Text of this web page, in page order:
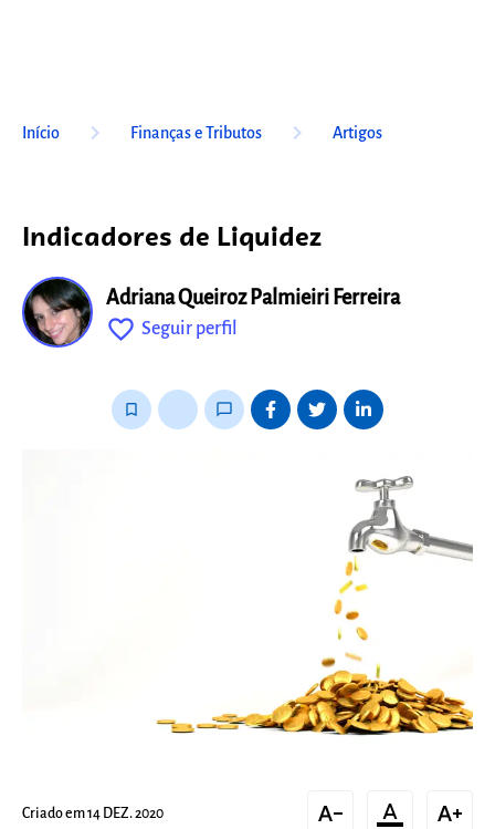
Início keyboard_arrow_right Finanças e Tributos keyboard_arrow_right Artigos
Indicadores de Liquidez
Adriana Queiroz Palmieiri Ferreira
favorite_outline Seguir perfil
bookmark_border chat_bubble_outline
Criado em 14 DEZ. 2020 text_decrease format_color_text text_increase